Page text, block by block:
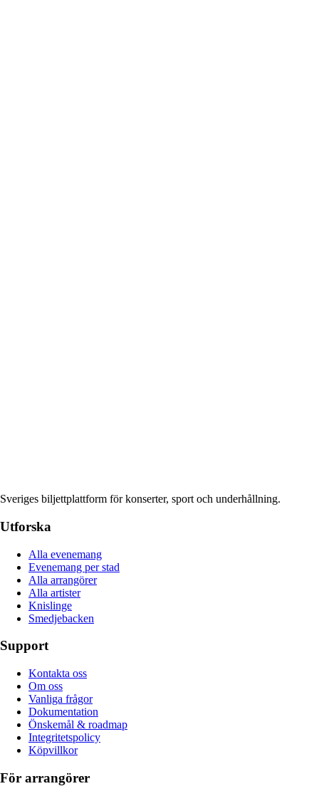
Sveriges biljettplattform för konserter, sport och underhållning.
Utforska
Alla evenemang
Evenemang per stad
Alla arrangörer
Alla artister
Knislinge
Smedjebacken
Support
Kontakta oss
Om oss
Vanliga frågor
Dokumentation
Önskemål & roadmap
Integritetspolicy
Köpvillkor
För arrangörer